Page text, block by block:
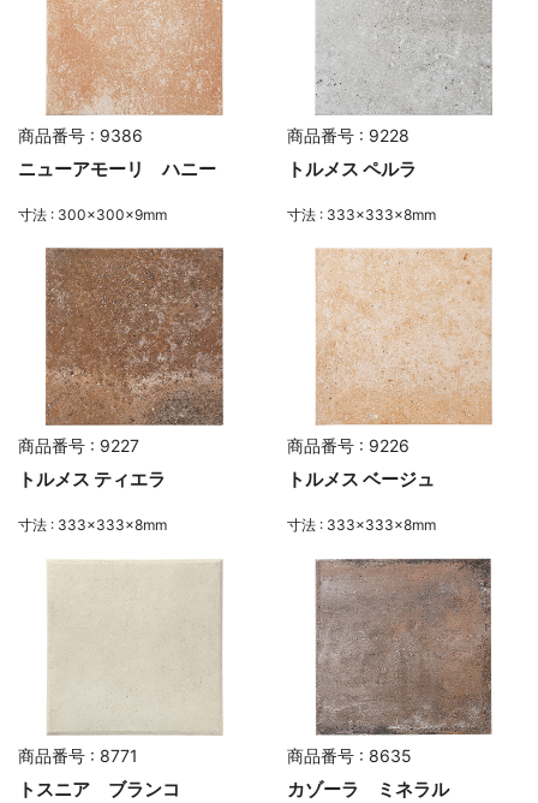
商品番号 : 9386
ニューアモーリ ハニー
寸法 : 300×300×9mm
商品番号 : 9228
トルメス ペルラ
寸法 : 333×333×8mm
商品番号 : 9227
トルメス ティエラ
寸法 : 333×333×8mm
商品番号 : 9226
トルメス ベージュ
寸法 : 333×333×8mm
商品番号 : 8771
トスニア ブランコ
商品番号 : 8635
カゾーラ ミネラル